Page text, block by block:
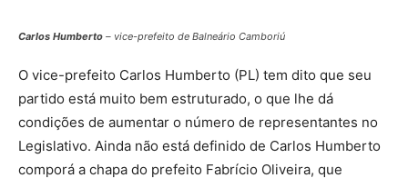
Carlos Humberto – vice-prefeito de Balneário Camboriú
O vice-prefeito Carlos Humberto (PL) tem dito que seu
partido está muito bem estruturado, o que lhe dá
condições de aumentar o número de representantes no
Legislativo. Ainda não está definido de Carlos Humberto
comporá a chapa do prefeito Fabrício Oliveira, que